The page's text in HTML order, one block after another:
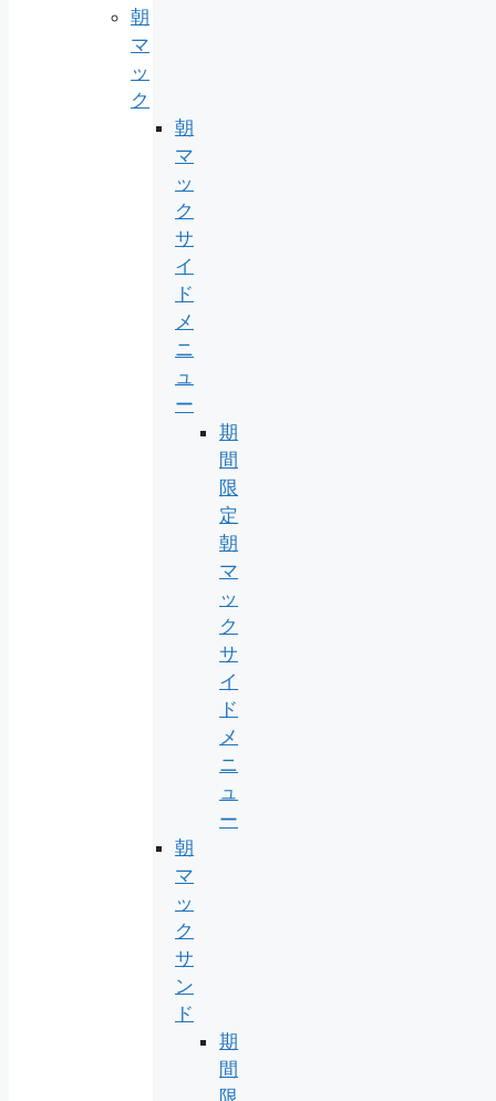
朝
マ
ッ
ク
朝
マ
ッ
ク
サ
イ
ド
メ
ニ
ュ
ー
期
間
限
定
朝
マ
ッ
ク
サ
イ
ド
メ
ニ
ュ
ー
朝
マ
ッ
ク
サ
ン
ド
期
間
限